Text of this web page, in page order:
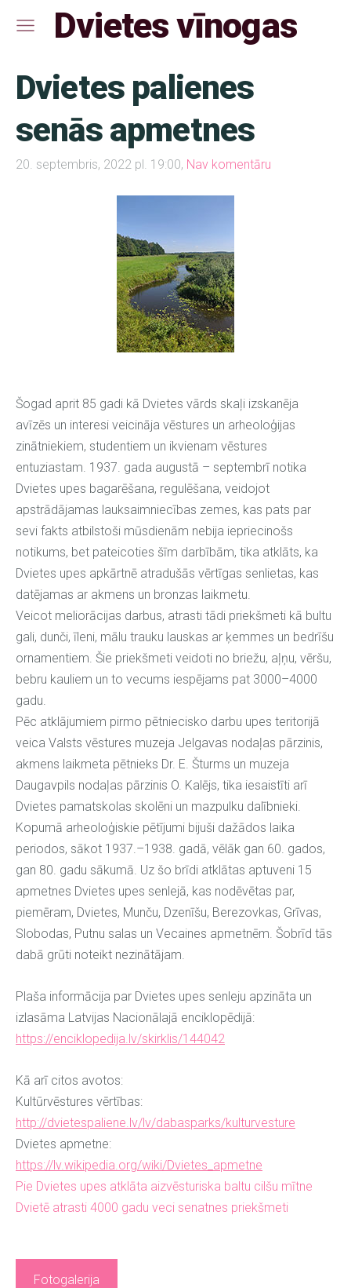
Dvietes vīnogas
Dvietes palienes
senās apmetnes
20. septembris, 2022 pl. 19:00, Nav komentāru
Šogad aprit 85 gadi kā Dvietes vārds skaļi izskanēja
avīzēs un interesi veicināja vēstures un arheoloģijas
zinātniekiem, studentiem un ikvienam vēstures
entuziastam. 1937. gada augustā – septembrī notika
Dvietes upes bagarēšana, regulēšana, veidojot
apstrādājamas lauksaimniecības zemes, kas pats par
sevi fakts atbilstoši mūsdienām nebija iepriecinošs
notikums, bet pateicoties šīm darbībām, tika atklāts, ka
Dvietes upes apkārtnē atradušās vērtīgas senlietas, kas
datējamas ar akmens un bronzas laikmetu.
Veicot meliorācijas darbus, atrasti tādi priekšmeti kā bultu
gali, dunči, īleni, mālu trauku lauskas ar ķemmes un bedrīšu
ornamentiem. Šie priekšmeti veidoti no briežu, aļņu, vēršu,
bebru kauliem un to vecums iespējams pat 3000–4000
gadu.
Pēc atklājumiem pirmo pētniecisko darbu upes teritorijā
veica Valsts vēstures muzeja Jelgavas nodaļas pārzinis,
akmens laikmeta pētnieks Dr. E. Šturms un muzeja
Daugavpils nodaļas pārzinis O. Kalējs, tika iesaistīti arī
Dvietes pamatskolas skolēni un mazpulku dalībnieki.
Kopumā arheoloģiskie pētījumi bijuši dažādos laika
periodos, sākot 1937.–1938. gadā, vēlāk gan 60. gados,
gan 80. gadu sākumā. Uz šo brīdi atklātas aptuveni 15
apmetnes Dvietes upes senlejā, kas nodēvētas par,
piemēram, Dvietes, Munču, Dzenīšu, Berezovkas, Grīvas,
Slobodas, Putnu salas un Vecaines apmetnēm. Šobrīd tās
dabā grūti noteikt nezinātājam.
Plaša informācija par Dvietes upes senleju apzināta un
izlasāma Latvijas Nacionālajā enciklopēdijā:
https://enciklopedija.lv/skirklis/144042
Kā arī citos avotos:
Kultūrvēstures vērtības:
http://dvietespaliene.lv/lv/dabasparks/kulturvesture
Dvietes apmetne:
https://lv.wikipedia.org/wiki/Dvietes_apmetne
Pie Dvietes upes atklāta aizvēsturiska baltu cilšu mītne
Dvietē atrasti 4000 gadu veci senatnes priekšmeti
Fotogalerija